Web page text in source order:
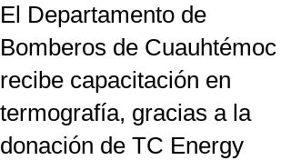
El Departamento de
Bomberos de Cuauhtémoc
recibe capacitación en
termografía, gracias a la
donación de TC Energy